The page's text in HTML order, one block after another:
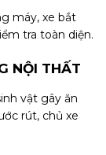
máy, xe bắt
tra toàn diện.
NỘI THẤT
vật gây ăn
rút, chủ xe